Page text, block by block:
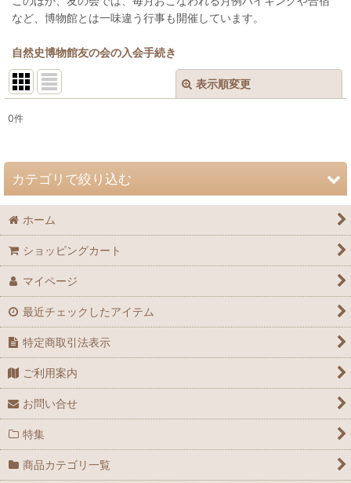
など、博物館とは一味違う行事も開催しています。
自然史博物館友の会の入会手続き
表示順変更
並び順 :
0件
カテゴリで絞り込む
自然史博物館友の会 会誌「Nature Study」 (全商品)
72巻（2026年）
71巻（2025年）
69巻（2023年）
68巻（2022年）
66巻（2020年）
ホーム
ショッピングカート
マイページ
最近チェックしたアイテム
特定商取引法表示
ご利用案内
お問い合せ
特集
商品カテゴリ一覧